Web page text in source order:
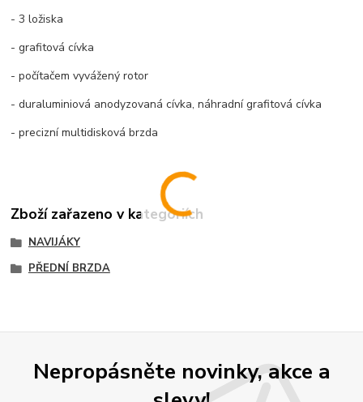
- 3 ložiska
- grafitová cívka
- počítačem vyvážený rotor
- duraluminiová anodyzovaná cívka, náhradní grafitová cívka
- precizní multidisková brzda
Zboží zařazeno v kategoriích
NAVIJÁKY
PŘEDNÍ BRZDA
Nepropásněte novinky, akce a